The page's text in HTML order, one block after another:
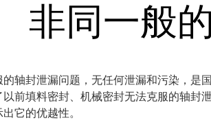
非同一般
轴封泄漏问题，无任何泄漏和污染，
前填料密封、机械密封无法克服的轴封
它的优越性。